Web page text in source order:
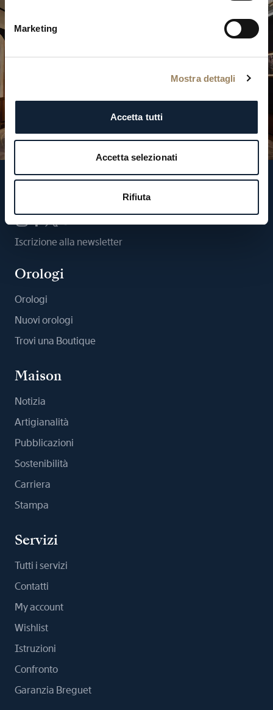
Marketing
Mostra dettagli
Accetta tutti
Accetta selezionati
Rifiuta
Iscrizione alla newsletter
Orologi
Orologi
Nuovi orologi
Trovi una Boutique
Maison
Notizia
Artigianalità
Pubblicazioni
Sostenibilità
Carriera
Stampa
Servizi
Tutti i servizi
Contatti
My account
Wishlist
Istruzioni
Confronto
Garanzia Breguet